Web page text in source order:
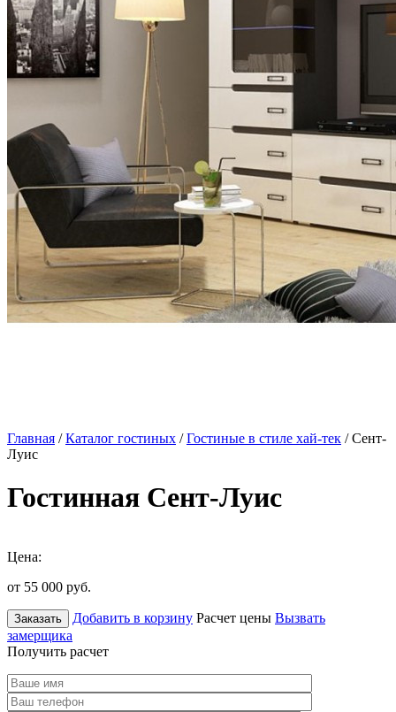
Главная /Каталог гостиных /Гостиные в стиле хай-тек / Сент-
Луис
Гостинная Сент-Луис
Цена:
от 55 000 руб.
Заказать Добавить в корзину Расчет цены Вызвать
замерщика
Получить расчет